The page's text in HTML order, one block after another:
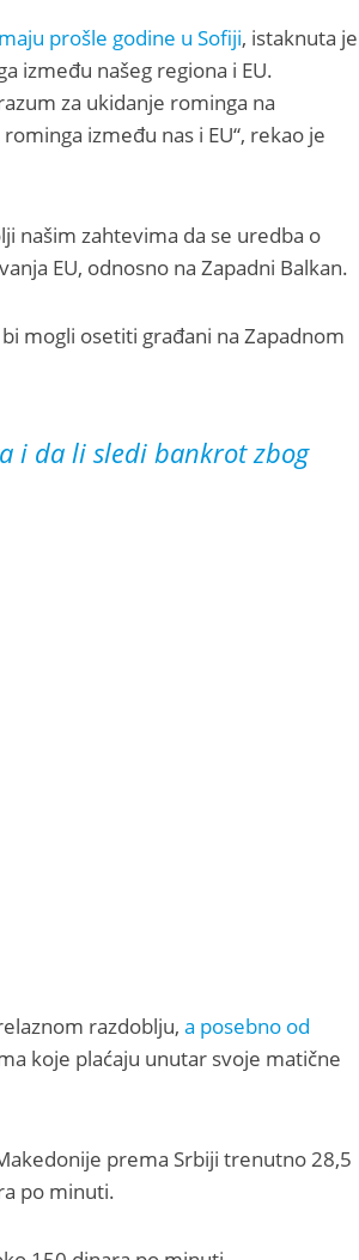
prošle godine u Sofiji, istaknuta je
između našeg regiona i EU.
za ukidanje rominga na
između nas i EU“, rekao je
našim zahtevima da se uredba o
EU, odnosno na Zapadni Balkan.
mogli osetiti građani na Zapadnom
i da li sledi bankrot zbog
razdoblju, a posebno od
koje plaćaju unutar svoje matične
prema Srbiji trenutno 28,5
po minuti.